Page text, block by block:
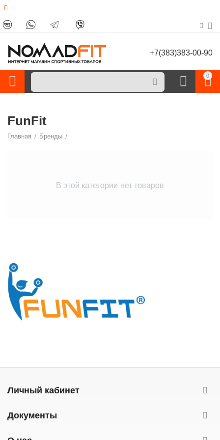
+7(383)383-00-90
0
FunFit
Главная / Бренды /
В этой категории нет товаров
Личный кабинет
Документы